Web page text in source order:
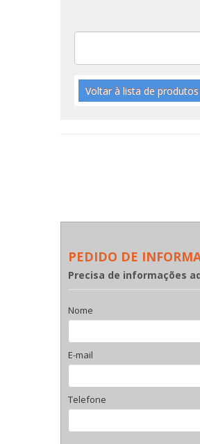
Voltar à lista de produtos
PEDIDO DE
Precisa de informações
Nome
E-mail
Telefone